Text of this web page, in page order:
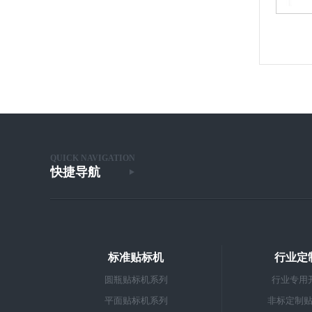
QUICK NAVIGATION
快捷导航
标准贴标机
圆瓶贴标机系列
平面贴标机系列
行业定
行业专用
非标定制